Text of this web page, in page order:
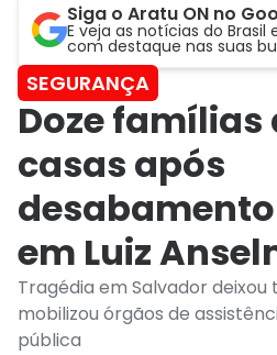
Siga o Aratu ON no
E veja as notícias do Brasil
com destaque nas suas
SEGURANÇA
Doze famílias
casas após
em Luiz
Tragédia em Salvador
mobilizou órgãos de
pública